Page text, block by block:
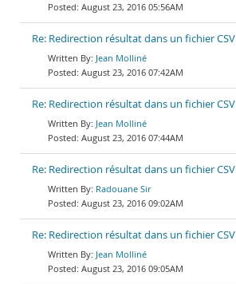
August 23, 2016 05:56AM
Re: Redirection résultat dans un fichier CSV
Jean Molliné
August 23, 2016 07:42AM
Re: Redirection résultat dans un fichier CSV
Jean Molliné
August 23, 2016 07:44AM
Re: Redirection résultat dans un fichier CSV
Radouane Sir
August 23, 2016 09:02AM
Re: Redirection résultat dans un fichier CSV
Jean Molliné
August 23, 2016 09:05AM